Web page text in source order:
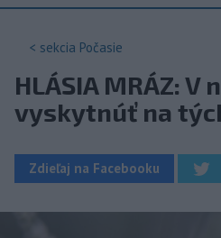
< sekcia Počasie
HLÁSIA MRÁZ: V
vyskytnúť na
Zdieľaj na Facebooku